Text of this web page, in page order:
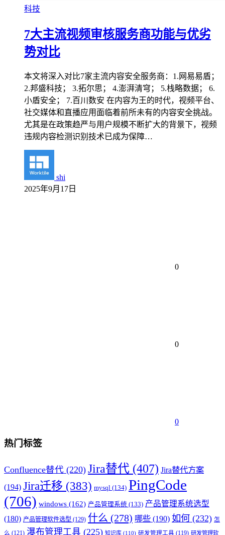
科技
7大主流视频审核服务商功能与优劣
势对比
本文将深入对比7家主流内容安全服务商：1.网易易盾；
2.邦盛科技； 3.拓尔思； 4.澎湃清穹； 5.栈略数据； 6.
小盾安全； 7.百川数安 在内容为王的时代，视频平台、
社交媒体和直播应用面临着前所未有的内容安全挑战。
尤其是在政策趋严与用户规模不断扩大的背景下，视频
违规内容检测识别技术已成为保障…
shi
2025年9月17日
0
0
0
热门标签
Confluence替代 (220) Jira替代 (407) Jira替代方案
(194) Jira迁移 (383) mysql (134) PingCode
(706) windows (162) 产品管理系统 (133) 产品管理系统选型
(180) 产品管理软件选型 (129) 什么 (278) 哪些 (190) 如何 (232) 怎
么 (121) 瀑布管理工具 (225) 知识库 (110) 研发管理工具 (119) 研发管理软